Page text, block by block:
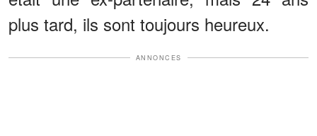
plus tard, ils sont toujours heureux.
ANNONCES